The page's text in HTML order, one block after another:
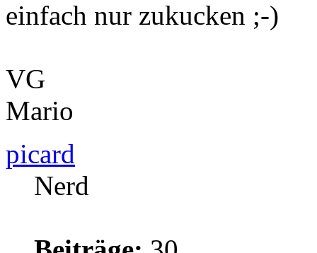
einfach nur zukucken
VG
Mario
picard
Nerd